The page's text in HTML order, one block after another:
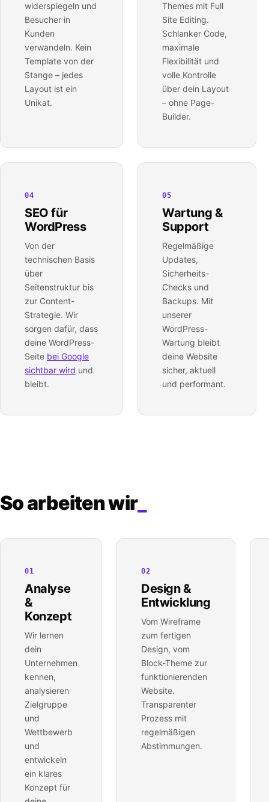
widerspiegeln und
Besucher in
Kunden
verwandeln. Kein
Template von der
Stange – jedes
Layout ist ein
Unikat.
Themes mit Full
Site Editing.
Schlanker Code,
maximale
Flexibilität und
volle Kontrolle
über dein Layout
– ohne Page-
Builder.
04
SEO für
WordPress
Von der
technischen Basis
über
Seitenstruktur bis
zur Content-
Strategie. Wir
sorgen dafür, dass
deine WordPress-
Seite bei Google
sichtbar wird und
bleibt.
05
Wartung &
Support
Regelmäßige
Updates,
Sicherheits-
Checks und
Backups. Mit
unserer
WordPress-
Wartung bleibt
deine Website
sicher, aktuell
und performant.
So arbeiten wir_
01
Analyse
&
Konzept
Wir lernen
dein
Unternehmen
kennen,
analysieren
Zielgruppe
und
Wettbewerb
und
entwickeln
ein klares
Konzept für
02
Design &
Entwicklung
Vom Wireframe
zum fertigen
Design, vom
Block-Theme zur
funktionierenden
Website.
Transparenter
Prozess mit
regelmäßigen
Abstimmungen.